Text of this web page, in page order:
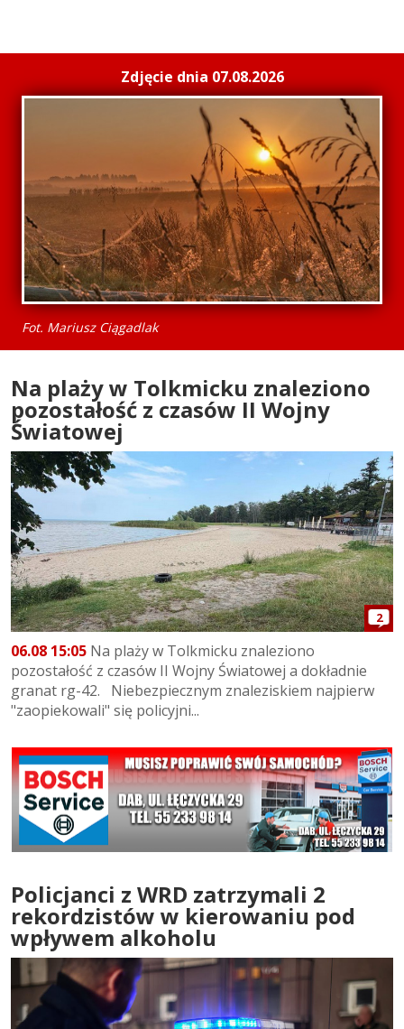
Zdjęcie dnia 07.08.2026
Fot. Mariusz Ciągadlak
Na plaży w Tolkmicku znaleziono
pozostałość z czasów II Wojny
Światowej
2
06.08 15:05 Na plaży w Tolkmicku znaleziono
pozostałość z czasów II Wojny Światowej a dokładnie
granat rg-42. Niebezpiecznym znaleziskiem najpierw
"zaopiekowali" się policyjni...
Policjanci z WRD zatrzymali 2
rekordzistów w kierowaniu pod
wpływem alkoholu